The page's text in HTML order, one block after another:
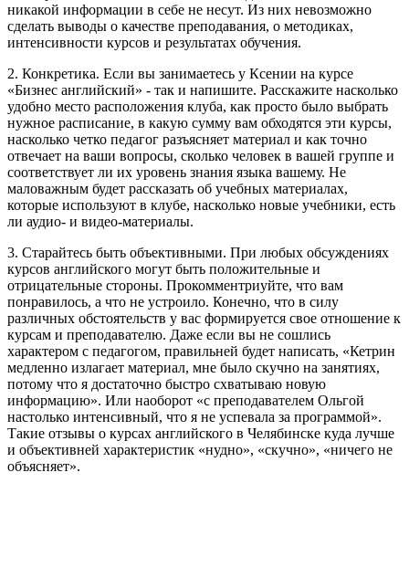
никакой информации в себе не несут. Из них невозможно
сделать выводы о качестве преподавания, о методиках,
интенсивности курсов и результатах обучения.
2. Конкретика. Если вы занимаетесь у Ксении на курсе
«Бизнес английский» - так и напишите. Расскажите насколько
удобно место расположения клуба, как просто было выбрать
нужное расписание, в какую сумму вам обходятся эти курсы,
насколько четко педагог разъясняет материал и как точно
отвечает на ваши вопросы, сколько человек в вашей группе и
соответствует ли их уровень знания языка вашему. Не
маловажным будет рассказать об учебных материалах,
которые используют в клубе, насколько новые учебники, есть
ли аудио- и видео-материалы.
3. Старайтесь быть объективными. При любых обсуждениях
курсов английского могут быть положительные и
отрицательные стороны. Прокомментриуйте, что вам
понравилось, а что не устроило. Конечно, что в силу
различных обстоятельств у вас формируется свое отношение к
курсам и преподавателю. Даже если вы не сошлись
характером с педагогом, правильней будет написать, «Кетрин
медленно излагает материал, мне было скучно на занятиях,
потому что я достаточно быстро схватываю новую
информацию». Или наоборот «с преподавателем Ольгой
настолько интенсивный, что я не успевала за программой».
Такие отзывы о курсах английского в Челябинске куда лучше
и объективней характеристик «нудно», «скучно», «ничего не
объясняет».